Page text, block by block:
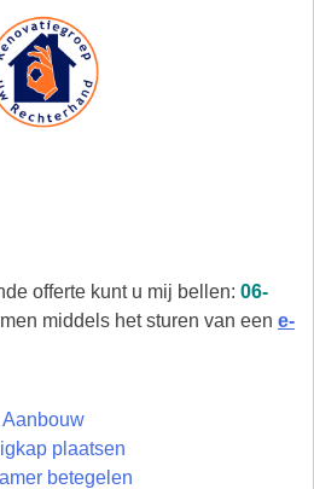
offerte kunt u mij bellen: 06-
middels het sturen van een e-
Aanbouw
plaatsen
betegelen